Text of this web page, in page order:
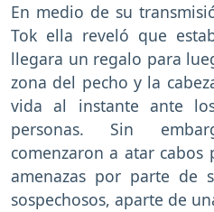
En medio de su
Tok ella reveló que
llegara un regalo para
zona del pecho y la
vida al instante ante
personas. Sin
comenzaron a atar
amenazas por parte de
sospechosos, aparte de